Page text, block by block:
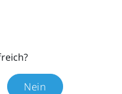
Nein